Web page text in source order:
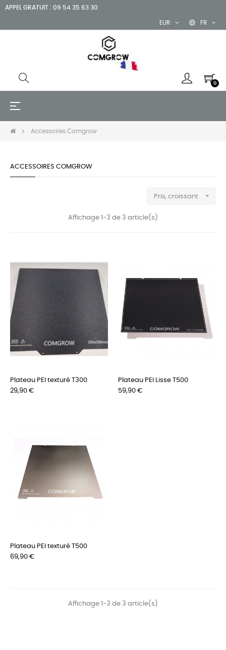
APPEL GRATUIT : 09 54 35 63 30
FR
EUR
0
Basculer
☰
Accessoires Comgrow
ACCESSOIRES COMGROW
Prix, croissant 
Affichage 1-3 de 3 article(s)
Plateau PEI texturé T300
Prix
29,90 €
Plateau PEI Lisse T500
Prix
59,90 €
Plateau PEI texturé T500
Prix
69,90 €
Affichage 1-3 de 3 article(s)